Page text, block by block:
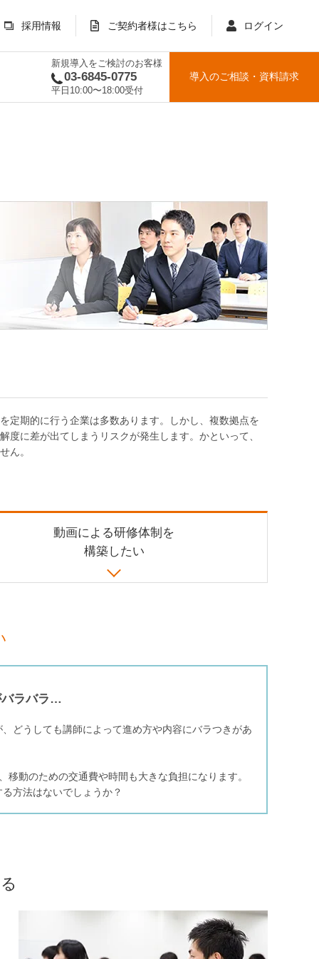
採用情報 ご契約者様はこちら ログイン
新規導入をご検討のお客様
03-6845-0775
平日10:00〜18:00受付
導入のご相談 ・ 資料請求
定期的に行う企業は多数あります。しかし、複数拠点を
に差が出てしまうリスクが発生します。かといって、
ん。
動画による研修体制を
構築したい
バラバラ…
どうしても講師によって進め方や内容にバラつきがあ
動のための交通費や時間も大きな負担になります。
方法はないでしょうか？